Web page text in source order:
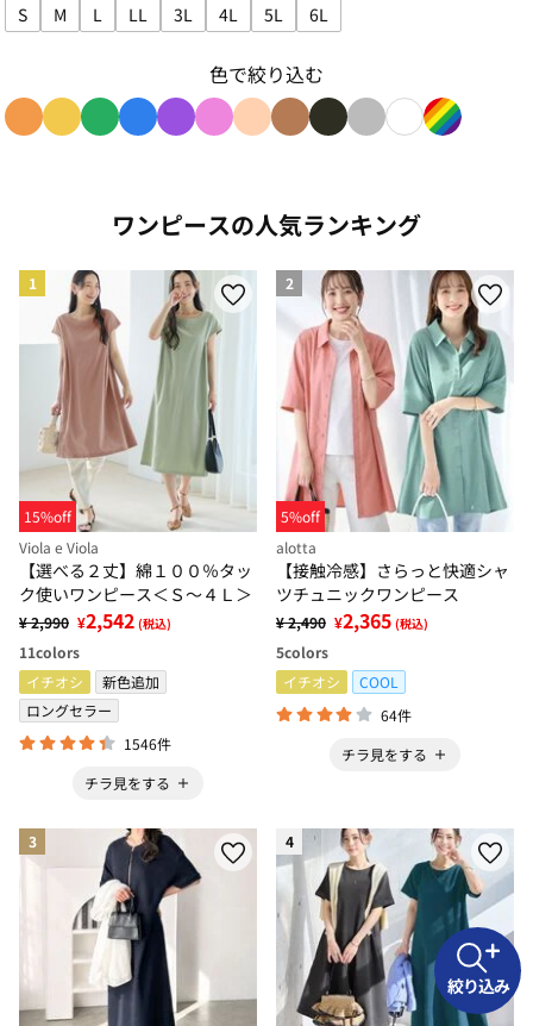
S
サイズで絞り込み: S
M
サイズで絞り込み: M
L
サイズで絞り込み: L
LL
サイズで絞り込み: LL
3L
サイズで絞り込み: 3L
4L
サイズで絞り込み: 4L
5L
サイズで絞り込み: 5L
6L
サイズで絞り込み: 6L
色で絞り込む
ワンピースの人気ランキング
1
15%off
Viola e Viola
【選べる２丈】綿１００％タッ
ク使いワンピース＜Ｓ～４Ｌ＞
¥ 2,990 ¥2,542 (税込)
11colors
イチオシ
新色追加
ロングセラー
1546件
チラ見をする
2
5%off
alotta
【接触冷感】さらっと快適シャ
ツチュニックワンピース
¥ 2,490 ¥2,365 (税込)
5colors
イチオシ
COOL
64件
チラ見をする
3 4
絞り込み